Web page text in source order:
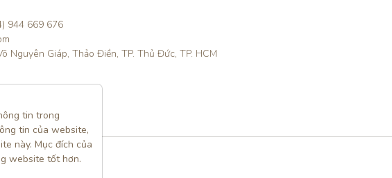
944 669 676
Nguyên Giáp, Thảo Điền, TP. Thủ Đức, TP. HCM
tin trong
tin của website,
này. Mục đích của